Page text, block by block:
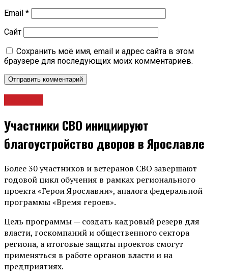
Email *
Сайт
Сохранить моё имя, email и адрес сайта в этом
браузере для последующих моих комментариев.
Участники СВО инициируют
благоустройство дворов в Ярославле
Более 30 участников и ветеранов СВО завершают
годовой цикл обучения в рамках регионального
проекта «Герои Ярославии», аналога федеральной
программы «Время героев».
Цель программы — создать кадровый резерв для
власти, госкомпаний и общественного сектора
региона, а итоговые защиты проектов смогут
применяться в работе органов власти и на
предприятиях.